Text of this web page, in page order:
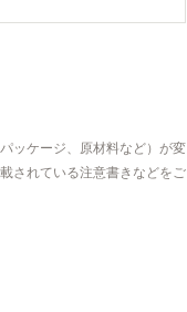
ッケージ、原材料など）が変
されている注意書きなどをご